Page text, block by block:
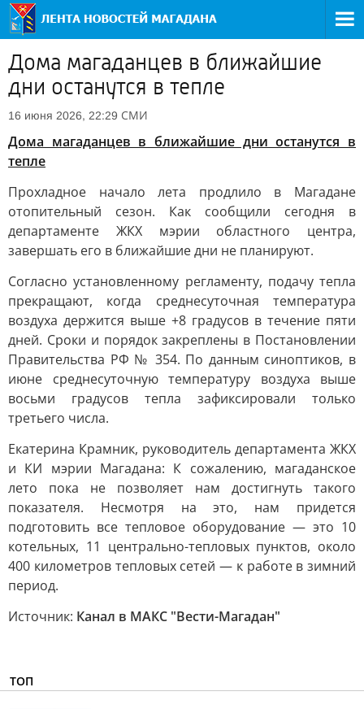
Дома магаданцев в ближайшие
дни останутся в тепле
16 июня 2026, 22:29 СМИ
Дома магаданцев в ближайшие дни останутся в
тепле
Прохладное начало лета продлило в Магадане
отопительный сезон. Как сообщили сегодня в
департаменте ЖКХ мэрии областного центра,
завершать его в ближайшие дни не планируют.
Согласно установленному регламенту, подачу тепла
прекращают, когда среднесуточная температура
воздуха держится выше +8 градусов в течение пяти
дней. Сроки и порядок закреплены в Постановлении
Правительства РФ № 354. По данным синоптиков, в
июне среднесуточную температуру воздуха выше
восьми градусов тепла зафиксировали только
третьего числа.
Екатерина Крамник, руководитель департамента ЖКХ
и КИ мэрии Магадана: К сожалению, магаданское
лето пока не позволяет нам достигнуть такого
показателя. Несмотря на это, нам придется
подготовить все тепловое оборудование — это 10
котельных, 11 центрально-тепловых пунктов, около
400 километров тепловых сетей — к работе в зимний
период.
Источник: Канал в МАКС "Вести-Магадан"
ТОП